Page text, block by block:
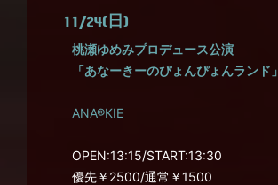
11/24(日)
桃瀬ゆめみプロデュース公演
「あなーきーのぴょんぴょんランド」
ANA®KIE
OPEN:13:15/START:13:30
優先￥2500/通常￥1500